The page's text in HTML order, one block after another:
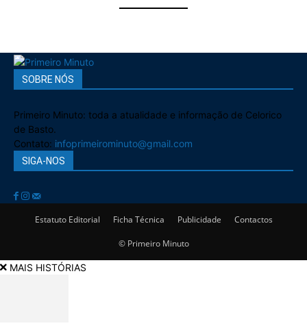
SOBRE NÓS
Primeiro Minuto: toda a atualidade e informação de Celorico
de Basto.
Contato: infoprimeirominuto@gmail.com
SIGA-NOS
Estatuto Editorial Ficha Técnica Publicidade Contactos
© Primeiro Minuto
MAIS HISTÓRIAS